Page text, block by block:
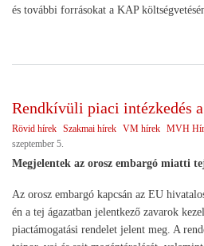
és további forrásokat a KAP
Rendkívüli piaci intézkedés
Rövid hírek Szakmai hírek VM hírek MVH
szeptember 5.
Megjelentek az orosz embargó miatti
Az orosz embargó kapcsán az EU
én a tej ágazatban jelentkező zavarok
piactámogatási rendelet jelent meg. A